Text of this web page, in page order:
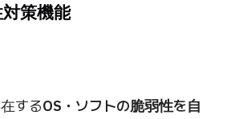
対策機能
するOS・ソフトの脆弱性を自